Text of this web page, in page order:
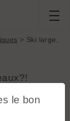
> Ski large,
le bon